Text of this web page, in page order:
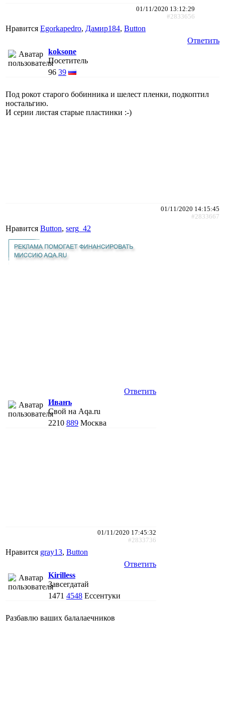
01/11/2020 13:12:29
#2833656
Нравится Egorkapedro, Дамир184, Button
Ответить
koksone
Посетитель
96 39
Под рокот старого бобинника и шелест пленки, подкоптил
ностальгию.
И серии листая старые пластинки :-)
01/11/2020 14:15:45
#2833667
Нравится Button, serg_42
Ответить
Иванъ
Свой на Aqa.ru
2210 889 Москва
01/11/2020 17:45:32
#2833736
Нравится gray13, Button
Ответить
Kirilless
Завсегдатай
1471 4548 Ессентуки
Разбавлю ваших балалаечников